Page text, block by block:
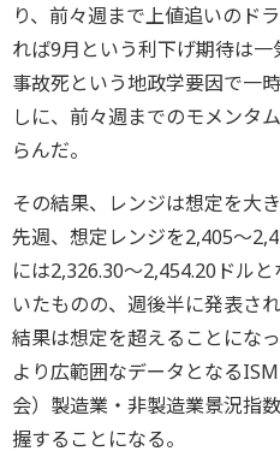
り、前々週まで上値追いのド
れば9月という利下げ期待は
事故死という地政学要因で一
しに、前々週までのモメンタ
らんだ。
その結果、レンジは想定を大
先週、想定レンジを2,405～
には2,326.30～2,454.20ドル
いたものの、週後半に発表さ
結果は想定を超えることにな
より広範囲なデータとなる
会）製造業・非製造業景況指
握することになる。